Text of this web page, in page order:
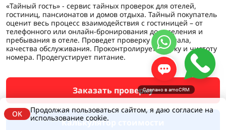
«Тайный гость» - сервис тайных проверок для отелей,
гостиниц, пансионатов и домов отдыха. Тайный покупатель
оценит весь процесс взаимодействия с гостиницей – от
телефонного или онлайн-бронирования до заселения и
пребывания в отеле. Проведет проверку персонала,
качества обслуживания. Проконтролирует уборку и чистоту
номера. Продегустирует питание.
Заказать проверку
Калькулятор стоимости
OK
Продолжая пользоваться сайтом, я даю согласие на
использование cookie.
Сделано в amoCRM